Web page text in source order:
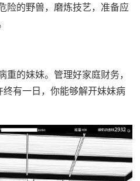
的野兽，磨炼技艺，准备应
的妹妹。管理好家庭财务，
有一日，你能够解开妹妹病